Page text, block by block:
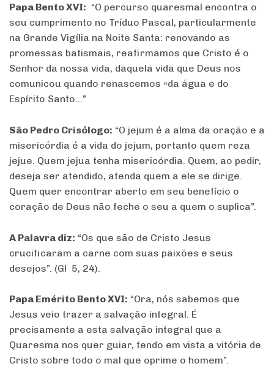
Papa Bento XVI: “O percurso quaresmal encontra o
seu cumprimento no Tríduo Pascal, particularmente
na Grande Vigília na Noite Santa: renovando as
promessas batismais, reafirmamos que Cristo é o
Senhor da nossa vida, daquela vida que Deus nos
comunicou quando renascemos «da água e do
Espírito Santo…”
São Pedro Crisólogo: “O jejum é a alma da oração e a
misericórdia é a vida do jejum, portanto quem reza
jejue. Quem jejua tenha misericórdia. Quem, ao pedir,
deseja ser atendido, atenda quem a ele se dirige.
Quem quer encontrar aberto em seu benefício o
coração de Deus não feche o seu a quem o suplica”.
A Palavra diz: “Os que são de Cristo Jesus
crucificaram a carne com suas paixões e seus
desejos”. (Gl 5, 24).
Papa Emérito Bento XVI: “Ora, nós sabemos que
Jesus veio trazer a salvação integral. É
precisamente a esta salvação integral que a
Quaresma nos quer guiar, tendo em vista a vitória de
Cristo sobre todo o mal que oprime o homem”.